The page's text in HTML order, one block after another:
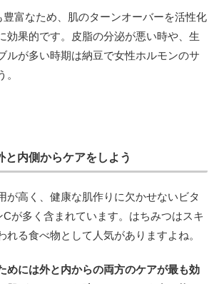
豊富なため、肌のターンオーバーを活性化
効果的です。皮脂の分泌が悪い時や、生
ルが多い時期は納豆で女性ホルモンのサ
と内側からケアをしよう
が高く、健康な肌作りに欠かせないビタ
Cが多く含まれています。はちみつはスキ
れる食べ物として人気がありますよね。
めには外と内からの両方のケアが最も効